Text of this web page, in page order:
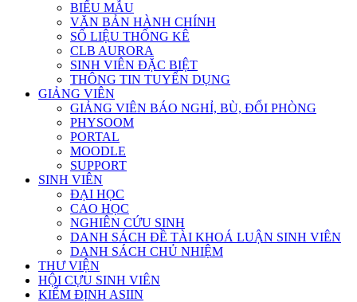
BIỂU MẪU
VĂN BẢN HÀNH CHÍNH
SỐ LIỆU THỐNG KÊ
CLB AURORA
SINH VIÊN ĐẶC BIỆT
THÔNG TIN TUYỂN DỤNG
GIẢNG VIÊN
GIẢNG VIÊN BÁO NGHỈ, BÙ, ĐỔI PHÒNG
PHYSOOM
PORTAL
MOODLE
SUPPORT
SINH VIÊN
ĐẠI HỌC
CAO HỌC
NGHIÊN CỨU SINH
DANH SÁCH ĐỀ TÀI KHOÁ LUẬN SINH VIÊN
DANH SÁCH CHỦ NHIỆM
THƯ VIỆN
HỘI CỰU SINH VIÊN
KIỂM ĐỊNH ASIIN